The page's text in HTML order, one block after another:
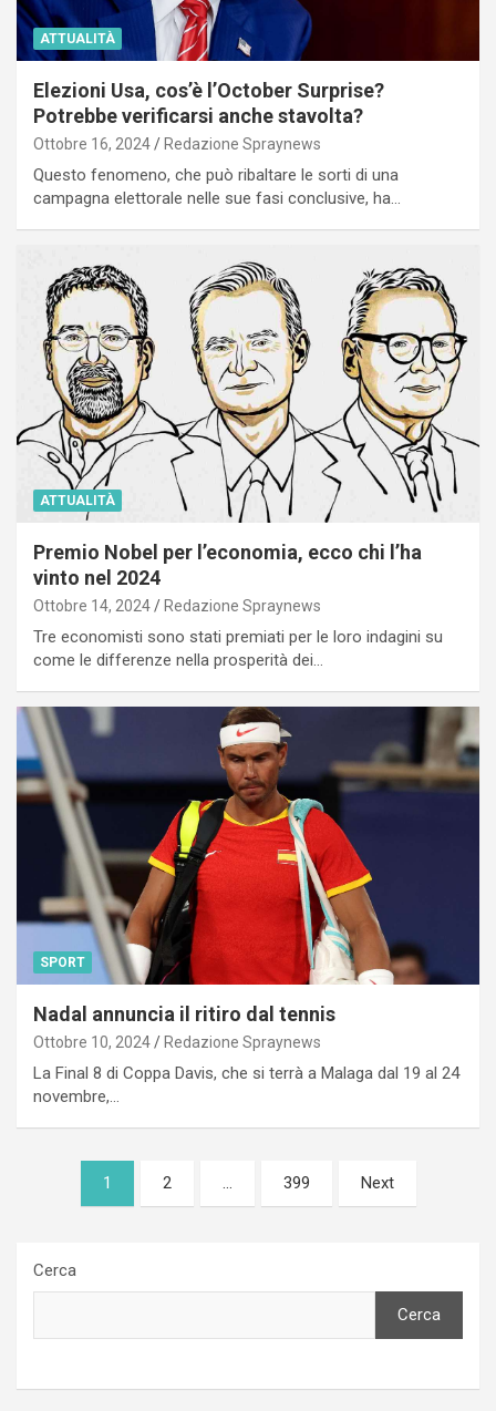
ATTUALITÀ
Elezioni Usa, cos’è l’October Surprise?
Potrebbe verificarsi anche stavolta?
Ottobre 16, 2024 Redazione Spraynews
Questo fenomeno, che può ribaltare le sorti di una
campagna elettorale nelle sue fasi conclusive, ha…
ATTUALITÀ
Premio Nobel per l’economia, ecco chi l’ha
vinto nel 2024
Ottobre 14, 2024 Redazione Spraynews
Tre economisti sono stati premiati per le loro indagini su
come le differenze nella prosperità dei…
SPORT
Nadal annuncia il ritiro dal tennis
Ottobre 10, 2024 Redazione Spraynews
La Final 8 di Coppa Davis, che si terrà a Malaga dal 19 al 24
novembre,…
Paginazione
1 2 … 399 Next
Cerca
Cerca